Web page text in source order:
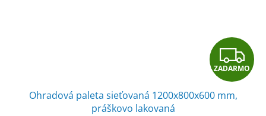
Z
A
ZADARMO
Ohradová paleta sieťovaná 1200x800x600 mm,
práškovo lakovaná